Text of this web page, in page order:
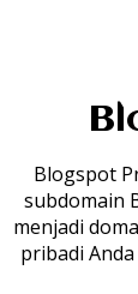
Blogspot
subdomain
menjadi
pribadi